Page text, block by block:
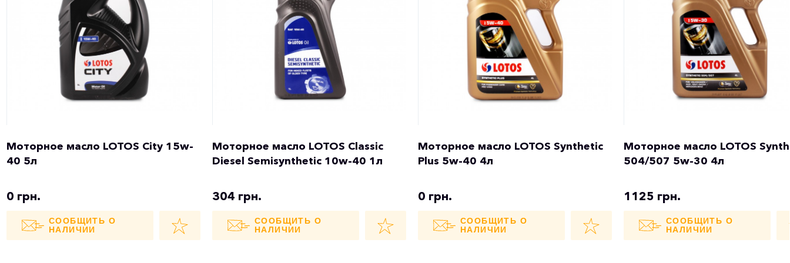
Моторное масло LOTOS City 15w-
40 5л
0 грн.
СООБЩИТЬ О
НАЛИЧИИ
Моторное масло LOTOS Classic
Diesel Semisynthetic 10w-40 1л
304 грн.
СООБЩИТЬ О
НАЛИЧИИ
Моторное масло LOTOS Synthetic
Plus 5w-40 4л
0 грн.
СООБЩИТЬ О
НАЛИЧИИ
Моторное масло LOTOS
504/507 5w-30 4л
1125 грн.
СООБЩИТЬ О
НАЛИЧИИ